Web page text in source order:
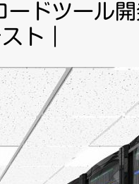
ドツール開
ト｜